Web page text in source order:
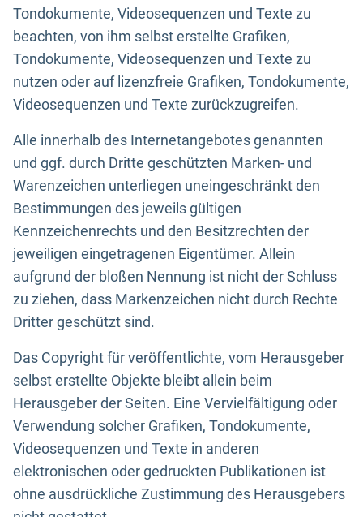
Tondokumente, Videosequenzen und Texte zu
beachten, von ihm selbst erstellte Grafiken,
Tondokumente, Videosequenzen und Texte zu
nutzen oder auf lizenzfreie Grafiken, Tondokumente,
Videosequenzen und Texte zurückzugreifen.
Alle innerhalb des Internetangebotes genannten
und ggf. durch Dritte geschützten Marken- und
Warenzeichen unterliegen uneingeschränkt den
Bestimmungen des jeweils gültigen
Kennzeichenrechts und den Besitzrechten der
jeweiligen eingetragenen Eigentümer. Allein
aufgrund der bloßen Nennung ist nicht der Schluss
zu ziehen, dass Markenzeichen nicht durch Rechte
Dritter geschützt sind.
Das Copyright für veröffentlichte, vom Herausgeber
selbst erstellte Objekte bleibt allein beim
Herausgeber der Seiten. Eine Vervielfältigung oder
Verwendung solcher Grafiken, Tondokumente,
Videosequenzen und Texte in anderen
elektronischen oder gedruckten Publikationen ist
ohne ausdrückliche Zustimmung des Herausgebers